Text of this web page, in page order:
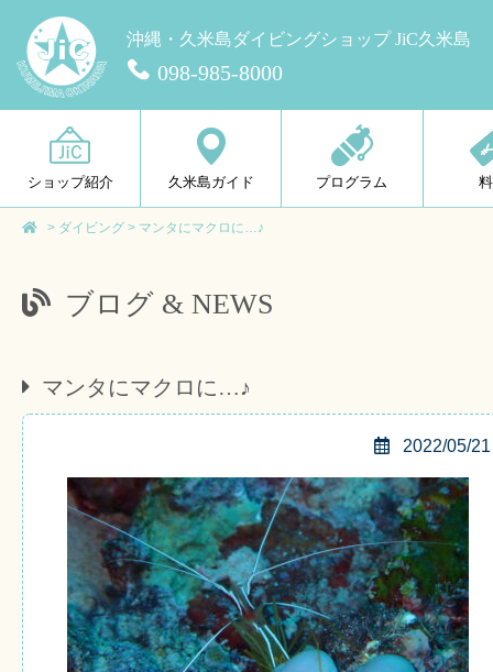
沖縄・久米島ダイビングショップ JiC久米島
098-985-8000
ショップ紹介 久米島ガイド プログラム
> ダイビング > マンタにマクロに…♪
ブログ & NEWS
マンタにマクロに…♪
2022/05/21